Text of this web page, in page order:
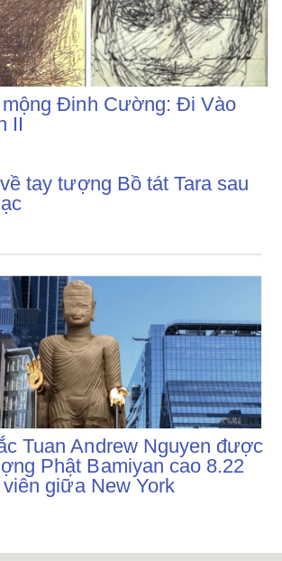
Đinh Cường: Đi Vào
II
tay tượng Bồ tát Tara sau
Tuan Andrew Nguyen được
Phật Bamiyan cao 8.22
giữa New York